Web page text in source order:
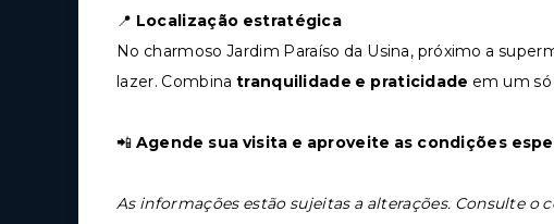
📍 Localização estratégica
No charmoso Jardim Paraíso da Usina, próximo a
lazer. Combinatranquilidade e praticidade em um só
📲 Agende sua visita e aproveite as condições
As informações estão sujeitas a alterações. Consulte o